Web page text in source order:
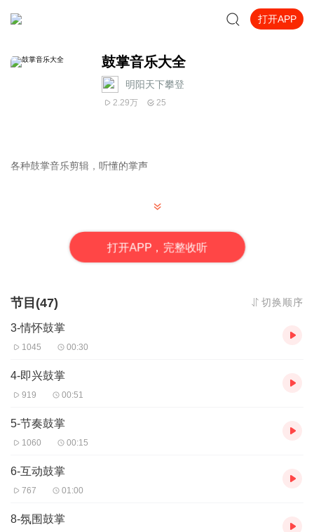
打开APP
鼓掌音乐大全
明阳天下攀登
2.29万 25
各种鼓掌音乐剪辑，听懂的掌声
打开APP，完整收听
节目(47) 切换顺序
3-情怀鼓掌
1045 00:30
4-即兴鼓掌
919 00:51
5-节奏鼓掌
1060 00:15
6-互动鼓掌
767 01:00
8-氛围鼓掌